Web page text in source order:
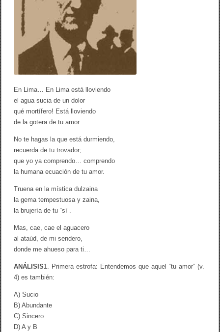
En Lima… En Lima está lloviendo
el agua sucia de un dolor
qué mortífero! Está lloviendo
de la gotera de tu amor.
No te hagas la que está durmiendo,
recuerda de tu trovador;
que yo ya comprendo… comprendo
la humana ecuación de tu amor.
Truena en la mística dulzaina
la gema tempestuosa y zaina,
la brujería de tu “sí”.
Mas, cae, cae el aguacero
al ataúd, de mi sendero,
donde me ahueso para ti…
ANÁLISIS1. Primera estrofa: Entendemos que aquel “tu amor” (v.
4) es también:
A) Sucio
B) Abundante
C) Sincero
D) A y B